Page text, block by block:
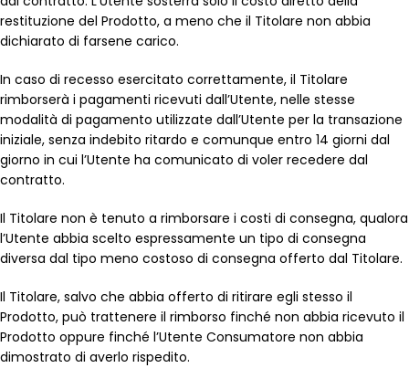
restituzione del Prodotto, a meno che il Titolare non abbia
dichiarato di farsene carico.
In caso di recesso esercitato correttamente, il Titolare
rimborserà i pagamenti ricevuti dall’Utente, nelle stesse
modalità di pagamento utilizzate dall’Utente per la transazione
iniziale, senza indebito ritardo e comunque entro 14 giorni dal
giorno in cui l’Utente ha comunicato di voler recedere dal
contratto.
Il Titolare non è tenuto a rimborsare i costi di consegna, qualora
l’Utente abbia scelto espressamente un tipo di consegna
diversa dal tipo meno costoso di consegna offerto dal Titolare.
Il Titolare, salvo che abbia offerto di ritirare egli stesso il
Prodotto, può trattenere il rimborso finché non abbia ricevuto il
Prodotto oppure finché l’Utente Consumatore non abbia
dimostrato di averlo rispedito.